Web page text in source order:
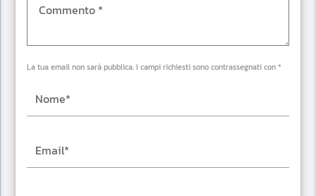
La tua email non sarà pubblica. I campi richiesti sono contrassegnati con *